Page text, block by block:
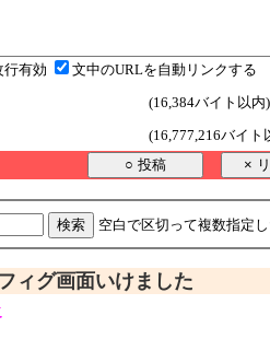
行有効 文中のURLを自動リンクする
(16,384バイト以内)
(16,777,216バイト
空白で区切って複数指定
ィグ画面いけました